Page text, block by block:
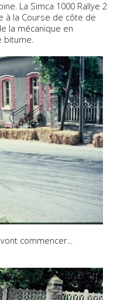
La Simca 1000 Rallye 2
à la Course de côte de
la mécanique en
bitume.
commencer...